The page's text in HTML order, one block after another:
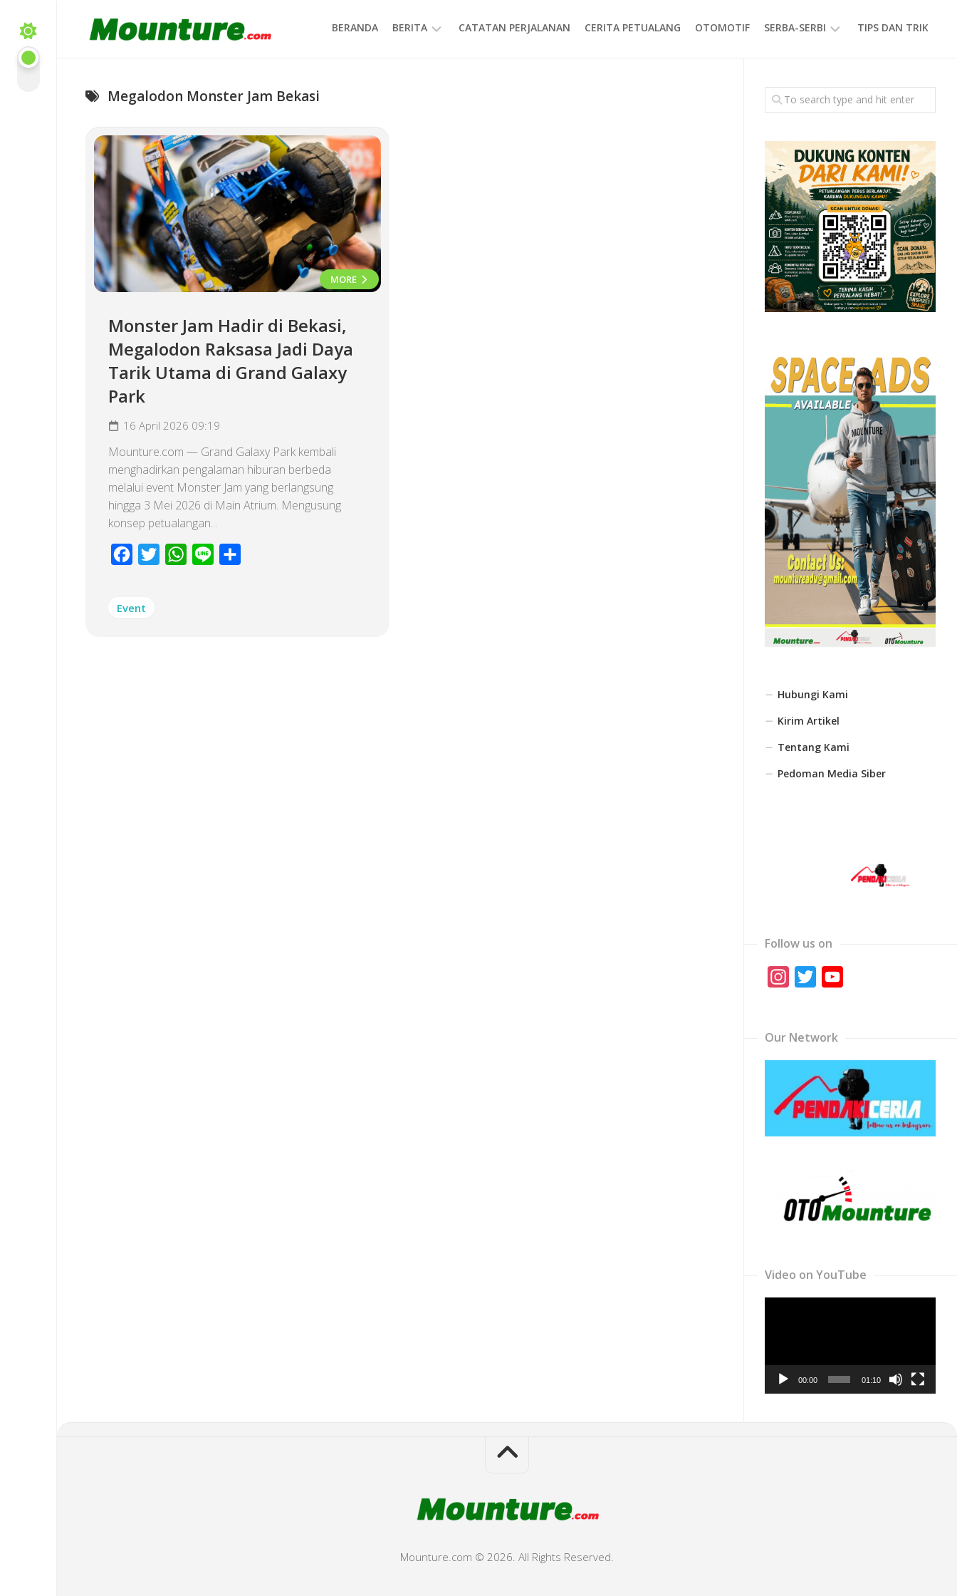
content
BERANDA BERITA CATATAN PERJALANAN CERITA PETUALANG OTOMOTIF SERBA-SERBI
GAYA
HIDUP
TIPS DAN TRIK
Megalodon Monster Jam Bekasi
MORE
Monster Jam Hadir di Bekasi,
Megalodon Raksasa Jadi Daya
Tarik Utama di Grand Galaxy
Park
16 April 2026 09:19
Mounture.com — Grand Galaxy Park kembali
menghadirkan pengalaman hiburan berbeda
melalui event Monster Jam yang berlangsung
hingga 3 Mei 2026 di Main Atrium. Mengusung
konsep petualangan...
Facebook
Twitter WhatsApp
Line
Event
Hubungi Kami
Kirim Artikel
Tentang Kami
Pedoman Media Siber
Follow us on
Instagram
Twitter
Our Network
Video on YouTube
00:00 01:10
Mounture.com © 2026. All Rights Reserved.